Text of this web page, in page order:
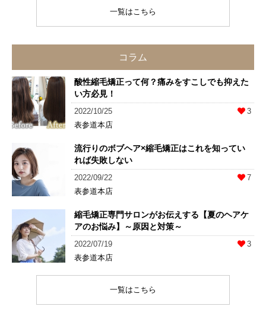
一覧はこちら
コラム
酸性縮毛矯正って何？痛みをすこしでも抑えた
い方必見！
2022/10/25
3
表参道本店
流行りのボブヘア×縮毛矯正はこれを知ってい
れば失敗しない
2022/09/22
7
表参道本店
縮毛矯正専門サロンがお伝えする【夏のヘアケ
アのお悩み】～原因と対策～
2022/07/19
3
表参道本店
一覧はこちら